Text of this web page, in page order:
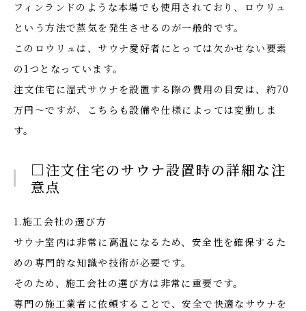
フィンランドのような本場でも使用されており、ロウリュ
という方法で蒸気を発生させるのが一般的です。
このロウリュは、サウナ愛好者にとっては欠かせない要素
の1つとなっています。
注文住宅に湿式サウナを設置する際の費用の目安は、約70
万円〜ですが、こちらも設備や仕様によっては変動しま
す。
□注文住宅のサウナ設置時の詳細な注
意点
1.施工会社の選び方
サウナ室内は非常に高温になるため、安全性を確保するた
めの専門的な知識や技術が必要です。
そのため、施工会社の選び方は非常に重要です。
専門の施工業者に依頼することで、安全で快適なサウナを